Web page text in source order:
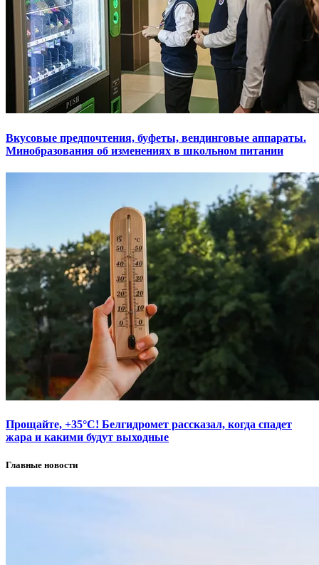
Вкусовые предпочтения, буфеты, вендинговые аппараты.
Минобразования об изменениях в школьном питании
Прощайте, +35°С! Белгидромет рассказал, когда спадет
жара и какими будут выходные
Главные новости